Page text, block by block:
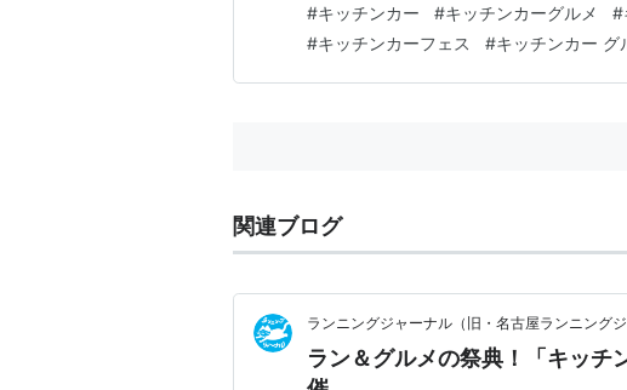
ジョが好きで 文鳥の名はロベルト・ピッ
出発点に立てるのも 友人・知人・先輩・
#キッチンカー #キッチンカーグルメ #
#キッチンカーフェス #キッチンカー グ
関連ブログ
ランニングジャーナル（旧・名古屋ランニングジ
ラン＆グルメの祭典！「キッチ